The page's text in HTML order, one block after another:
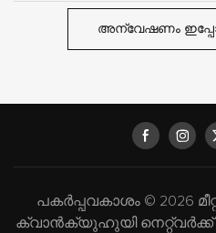
അന്വേഷണം
പകർപ്പവകാശം © 2026
ക്വാൻക്യുഹുയി നെറ്റ്‌വർക്ക്